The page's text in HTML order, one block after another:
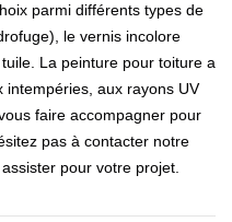
parmi différents types de
le vernis incolore
La peinture pour toiture a
intempéries, aux rayons UV
faire accompagner pour
pas à contacter notre
pour votre projet.